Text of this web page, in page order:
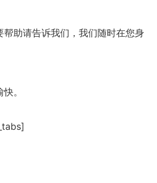
助请告诉我们，我们随时在您身
。